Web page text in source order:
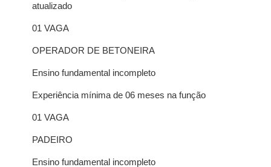
atualizado
01 VAGA
OPERADOR DE BETONEIRA
Ensino fundamental incompleto
Experiência mínima de 06 meses na função
01 VAGA
PADEIRO
Ensino fundamental incompleto